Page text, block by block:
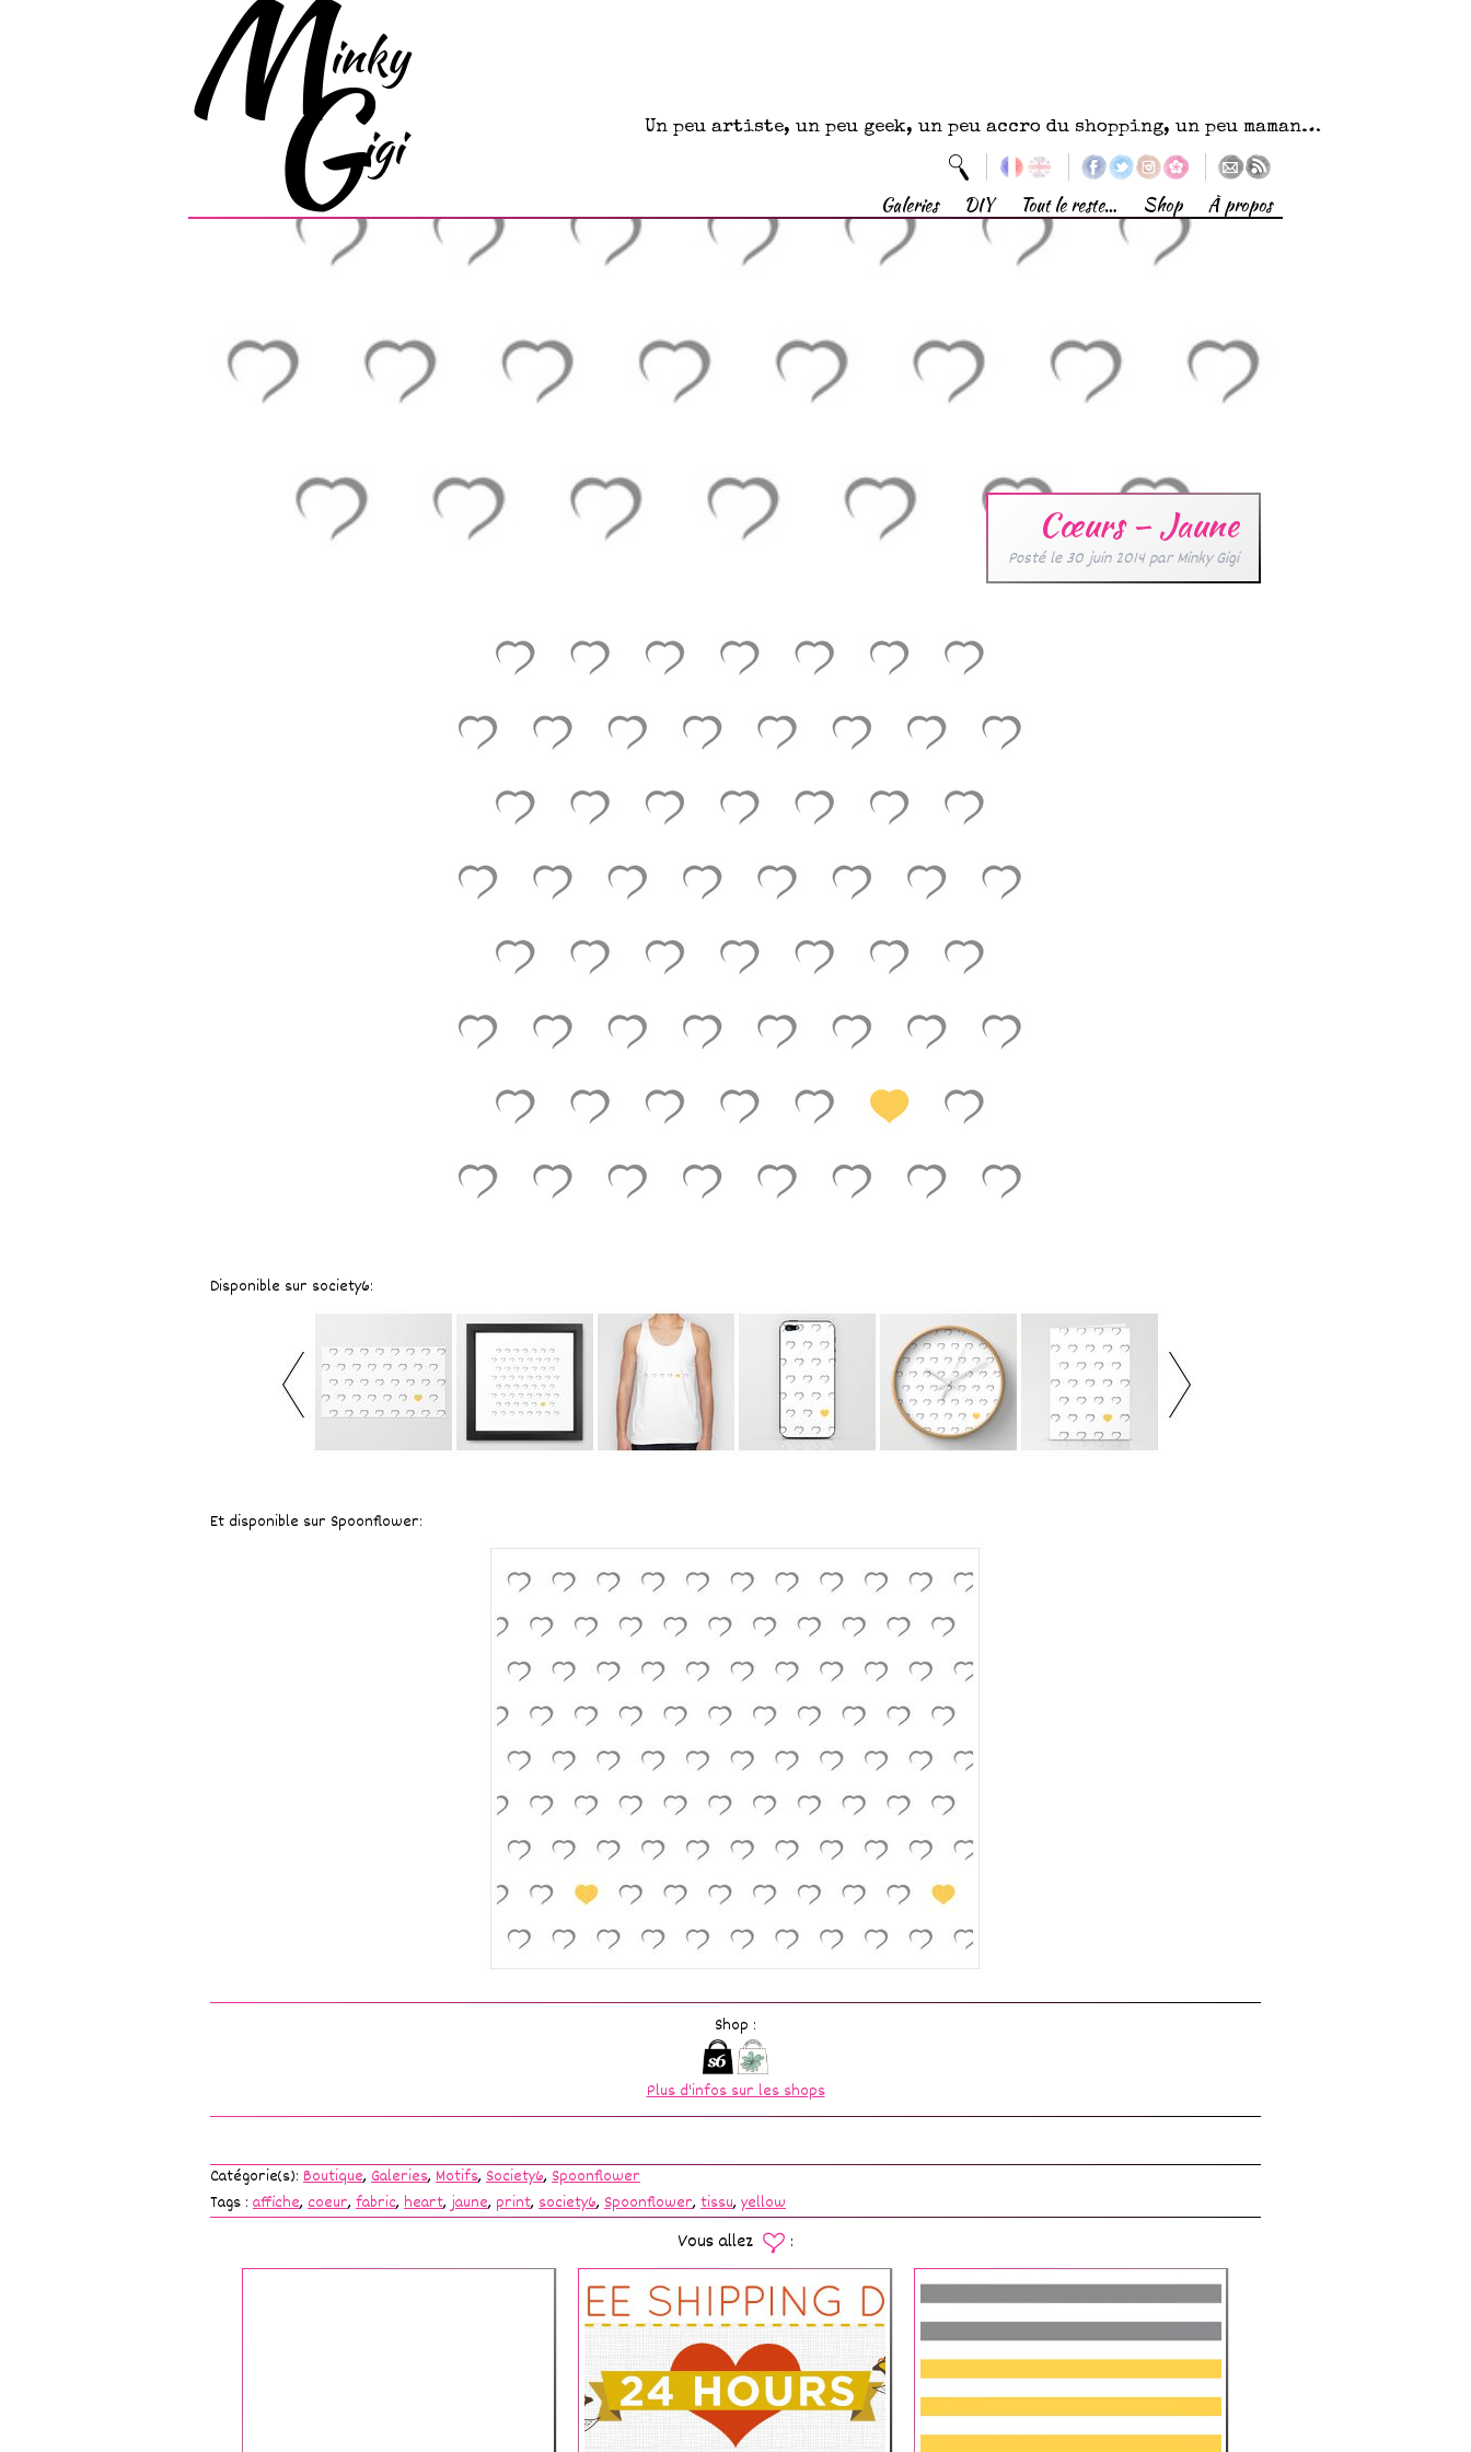
Un peu artiste, un peu geek, un peu accro du shopping, un peu maman…
Galeries DIY Tout le reste… Shop À propos
Cœurs – Jaune
Posté le30 juin 2014parMinky Gigi
Disponible sur society6:
Et disponible sur Spoonflower:
Shop :
Plus d'infos sur les shops
Catégorie(s): Boutique,Galeries,Motifs,Society6,Spoonflower
Tags : affiche,coeur,fabric,heart,jaune, print,society6,Spoonflower,tissu,yellow
Vous allez :